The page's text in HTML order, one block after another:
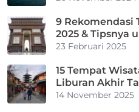
9 Rekomendasi
2025 & Tipsnya
23 Februari 2025
15 Tempat
Liburan Akhir
14 November 2025